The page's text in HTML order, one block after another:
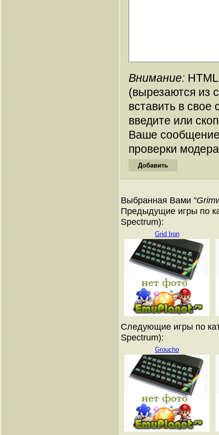
Внимание:
(вырезаются из
вставить в
введите или
Ваше
проверки
Выбранная Вами "
Предыдущие игры по
Spectrum):
Grid Iron
Следующие игры по
Spectrum):
Groucho